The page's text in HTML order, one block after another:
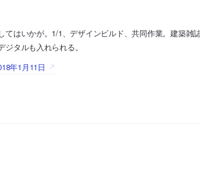
てはいかが。1/1、デザインビルド、共同作業。建築雑
タルも入れられる。
年1月11日